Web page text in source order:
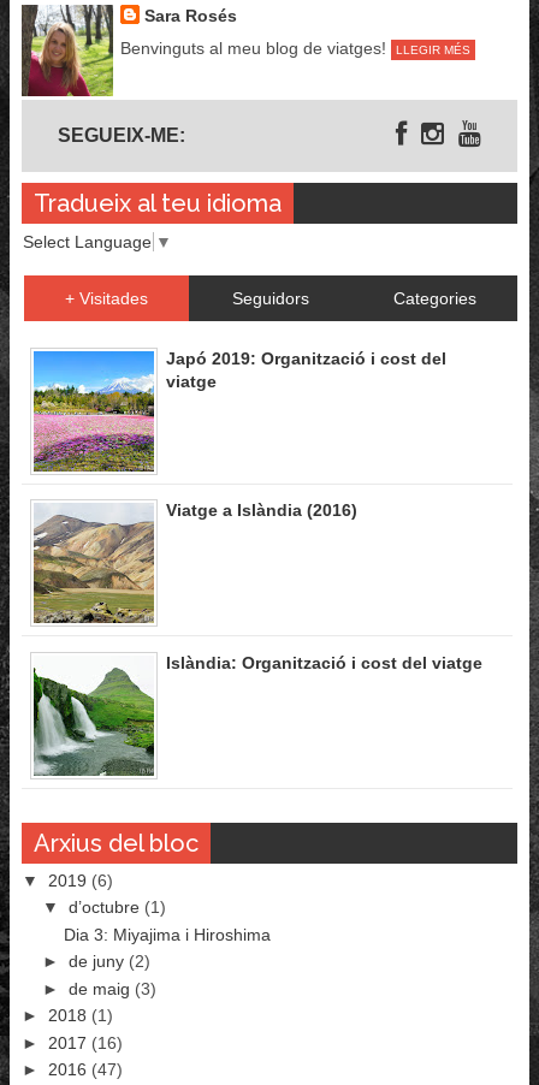
Sara Rosés
Benvinguts al meu blog de viatges!
LLEGIR MÉS
SEGUEIX-ME:
Tradueix al teu idioma
Select Language ▼
+ Visitades Seguidors Categories
Japó 2019: Organització i cost del
viatge
Viatge a Islàndia (2016)
Islàndia: Organització i cost del viatge
Arxius del bloc
▼ 2019 (6)
▼ d’octubre (1)
Dia 3: Miyajima i Hiroshima
► de juny (2)
► de maig (3)
► 2018 (1)
► 2017 (16)
► 2016 (47)